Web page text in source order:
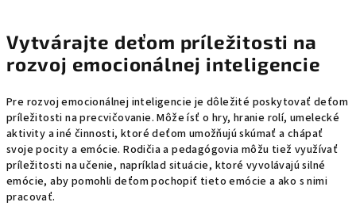
Vytvárajte deťom príležitosti na
rozvoj emocionálnej inteligencie
Pre rozvoj emocionálnej inteligencie je dôležité poskytovať deťom
príležitosti na precvičovanie. Môže ísť o hry, hranie rolí, umelecké
aktivity a iné činnosti, ktoré deťom umožňujú skúmať a chápať
svoje pocity a emócie. Rodičia a pedagógovia môžu tiež využívať
príležitosti na učenie, napríklad situácie, ktoré vyvolávajú silné
emócie, aby pomohli deťom pochopiť tieto emócie a ako s nimi
pracovať.